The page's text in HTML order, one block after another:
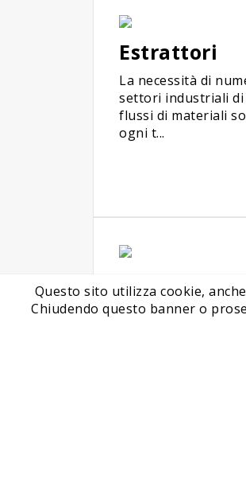
Estrattori
La necessità di
settori industriali
flussi di materiali
ogni t...
Scaricatori
telescopici
Questo sito utilizza cookie,
Chiudendo questo banner o